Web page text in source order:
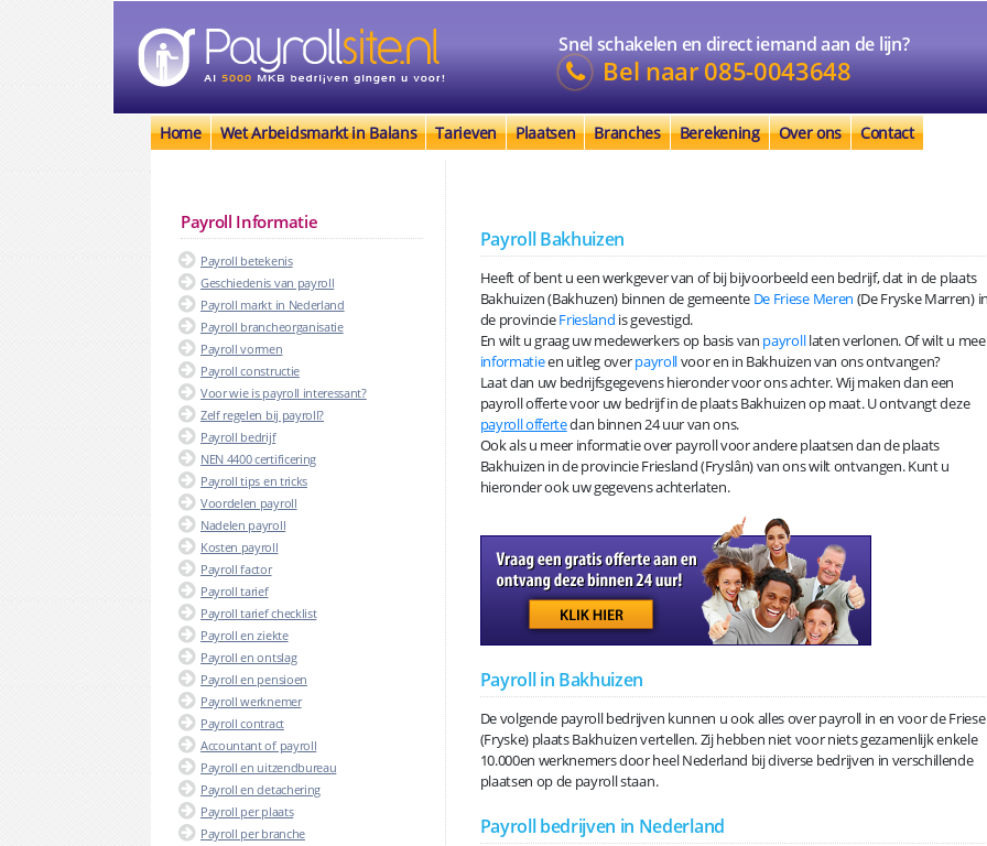
Snel schakelen en direct iemand aan de lijn?
Bel naar085-0043648
Home Wet Arbeidsmarkt in Balans Tarieven Plaatsen Branches Berekening Over ons Contact
Payroll Informatie
Payroll betekenis
Geschiedenis van payroll
Payroll markt in Nederland
Payroll brancheorganisatie
Payroll vormen
Payroll constructie
Voor wie is payroll interessant?
Zelf regelen bij payroll?
Payroll bedrijf
NEN 4400 certificering
Payroll tips en tricks
Voordelen payroll
Nadelen payroll
Kosten payroll
Payroll factor
Payroll tarief
Payroll tarief checklist
Payroll en ziekte
Payroll en ontslag
Payroll en pensioen
Payroll werknemer
Payroll contract
Accountant of payroll
Payroll en uitzendbureau
Payroll en detachering
Payroll per plaats
Payroll per branche
Payroll Bakhuizen
Heeft of bent u een werkgever van of bij bijvoorbeeld een bedrijf, dat in de plaats
Bakhuizen (Bakhuzen) binnen de gemeente De Friese Meren (De Fryske Marren)
de provincieFriesland is gevestigd.
En wilt u graag uw medewerkers op basis van payrolllaten verlonen. Of wilt u
informatieen uitleg overpayrollvoor en in Bakhuizen van ons ontvangen?
Laat dan uw bedrijfsgegevens hieronder voor ons achter. Wij maken dan een
payroll offerte voor uw bedrijf in de plaats Bakhuizen op maat. U ontvangt deze
payroll offertedan binnen 24 uur van ons.
Ook als u meer informatie over payroll voor andere plaatsen dan de plaats
Bakhuizen in de provincie Friesland (Fryslân) van ons wilt ontvangen. Kunt u
hieronder ook uw gegevens achterlaten.
Payroll in Bakhuizen
De volgende payroll bedrijven kunnen u ook alles over payroll in en voor de Friese
(Fryske) plaats Bakhuizen vertellen. Zij hebben niet voor niets gezamenlijk enkele
10.000en werknemers door heel Nederland bij diverse bedrijven in verschillende
plaatsen op de payroll staan.
Payroll bedrijven in Nederland